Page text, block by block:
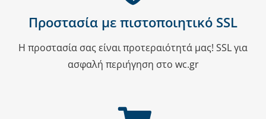
επιλεγούν
σελίδα
Προστασία με πιστοποιητικό SSL
Η προστασία σας είναι προτεραιότητά μας! SSL για
ασφαλή περιήγηση στο wc.gr